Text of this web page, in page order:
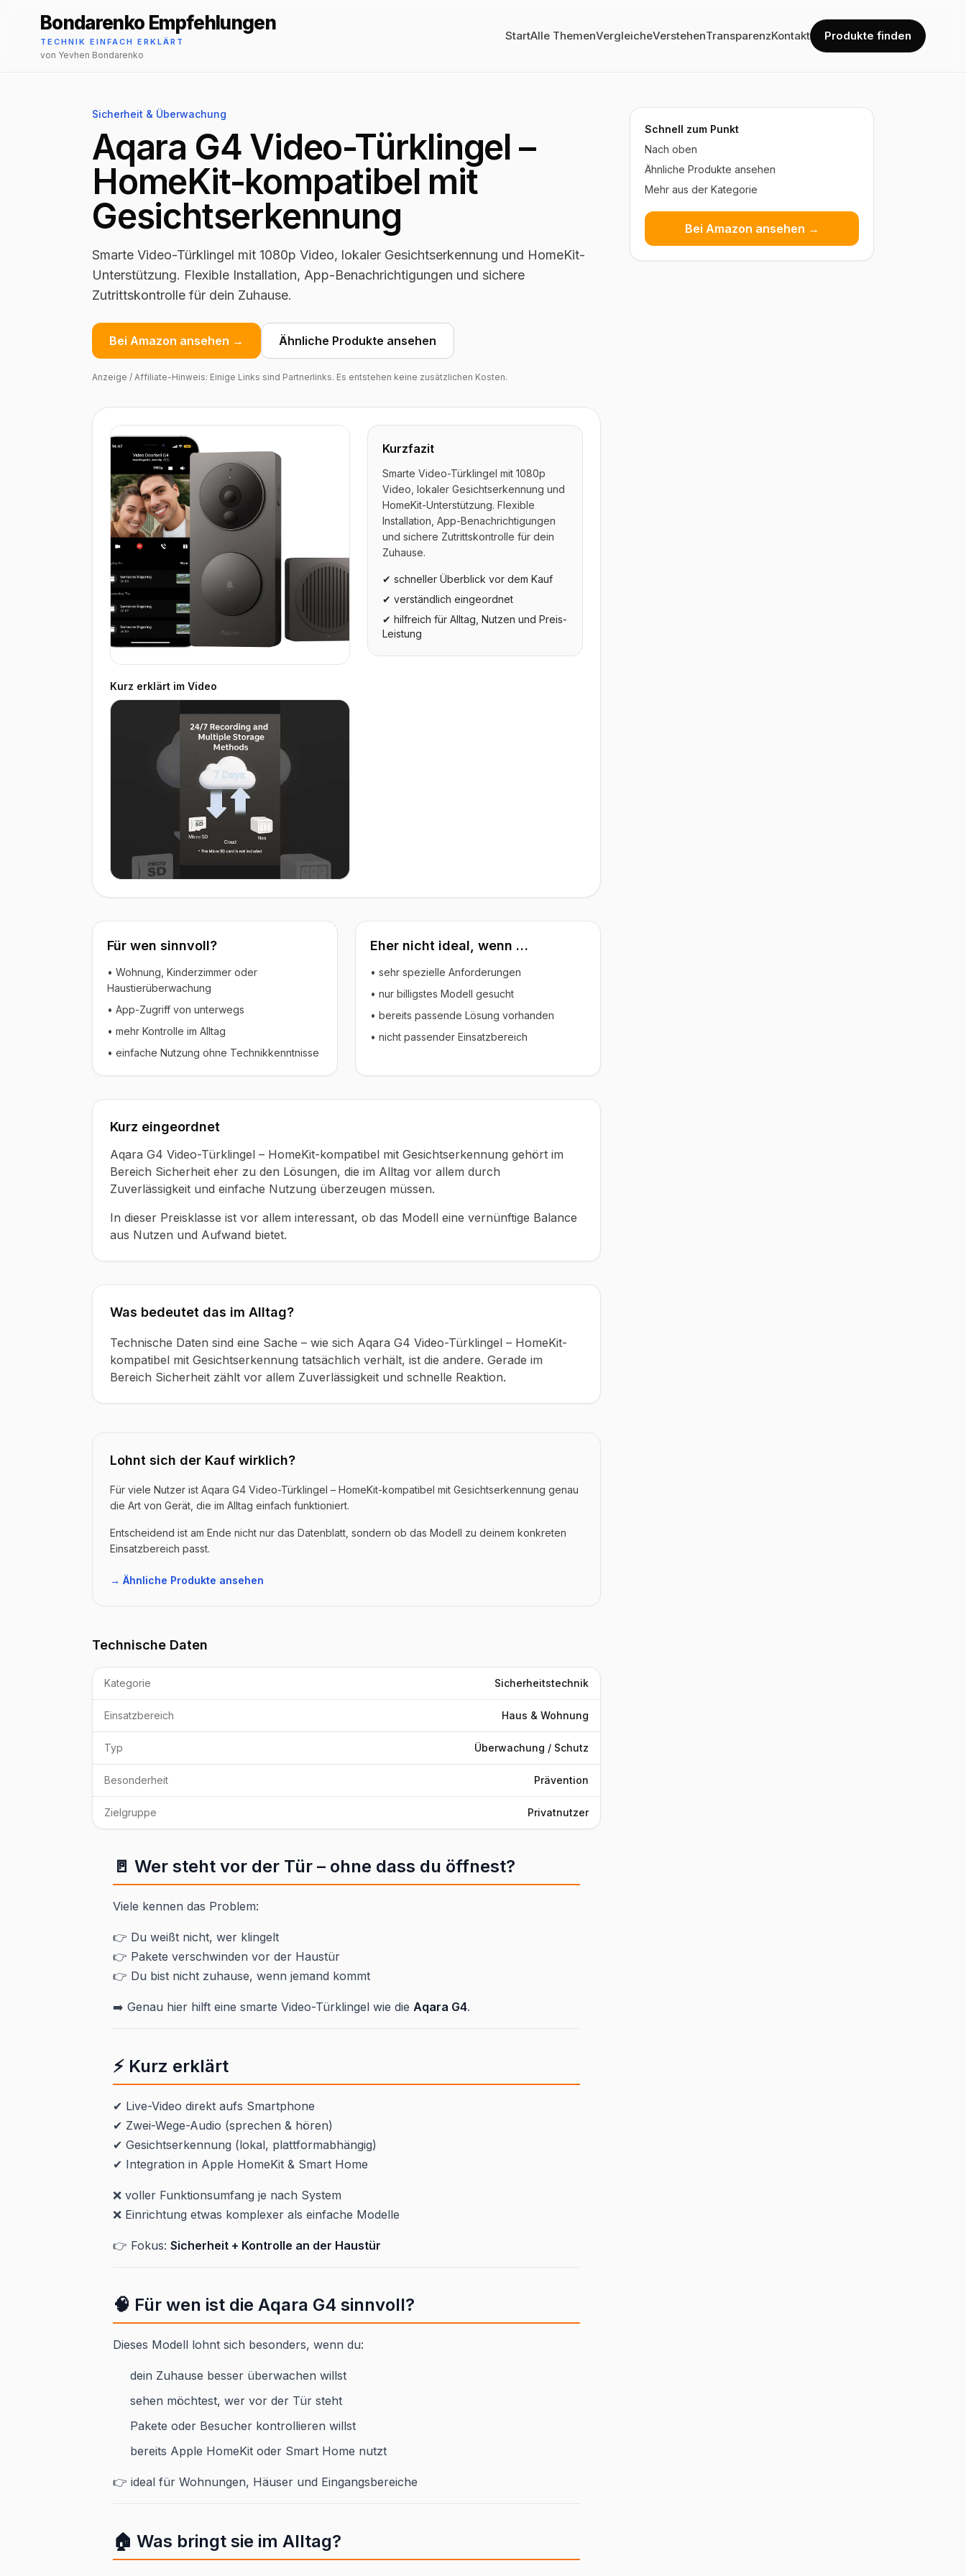
Bondarenko Empfehlungen
TECHNIK EINFACH ERKLÄRT
von Yevhen Bondarenko
StartAlle ThemenVergleicheVerstehenTransparenzKontakt Produkte finden
Sicherheit & Überwachung
Aqara G4 Video-Türklingel –
HomeKit-kompatibel mit
Gesichtserkennung
Smarte Video-Türklingel mit 1080p Video, lokaler Gesichtserkennung und HomeKit-
Unterstützung. Flexible Installation, App-Benachrichtigungen und sichere
Zutrittskontrolle für dein Zuhause.
Bei Amazon ansehen → Ähnliche Produkte ansehen
Anzeige / Affiliate-Hinweis: Einige Links sind Partnerlinks. Es entstehen keine zusätzlichen Kosten.
Kurz erklärt im Video
▶ Video ansehen
Kurzfazit
Smarte Video-Türklingel mit 1080p
Video, lokaler Gesichtserkennung und
HomeKit-Unterstützung. Flexible
Installation, App-Benachrichtigungen
und sichere Zutrittskontrolle für dein
Zuhause.
✔ schneller Überblick vor dem Kauf
✔ verständlich eingeordnet
✔ hilfreich für Alltag, Nutzen und Preis-
Leistung
Für wen sinnvoll?
• Wohnung, Kinderzimmer oder
Haustierüberwachung
• App-Zugriff von unterwegs
• mehr Kontrolle im Alltag
• einfache Nutzung ohne Technikkenntnisse
Eher nicht ideal, wenn …
• sehr spezielle Anforderungen
• nur billigstes Modell gesucht
• bereits passende Lösung vorhanden
• nicht passender Einsatzbereich
Kurz eingeordnet
Aqara G4 Video-Türklingel – HomeKit-kompatibel mit Gesichtserkennung gehört im
Bereich Sicherheit eher zu den Lösungen, die im Alltag vor allem durch
Zuverlässigkeit und einfache Nutzung überzeugen müssen.
In dieser Preisklasse ist vor allem interessant, ob das Modell eine vernünftige Balance
aus Nutzen und Aufwand bietet.
Was bedeutet das im Alltag?
Technische Daten sind eine Sache – wie sich Aqara G4 Video-Türklingel – HomeKit-
kompatibel mit Gesichtserkennung tatsächlich verhält, ist die andere. Gerade im
Bereich Sicherheit zählt vor allem Zuverlässigkeit und schnelle Reaktion.
Lohnt sich der Kauf wirklich?
Für viele Nutzer ist Aqara G4 Video-Türklingel – HomeKit-kompatibel mit Gesichtserkennung genau
die Art von Gerät, die im Alltag einfach funktioniert.
Entscheidend ist am Ende nicht nur das Datenblatt, sondern ob das Modell zu deinem konkreten
Einsatzbereich passt.
→ Ähnliche Produkte ansehen
Technische Daten
Kategorie Sicherheitstechnik
Einsatzbereich Haus & Wohnung
Typ Überwachung / Schutz
Besonderheit Prävention
Zielgruppe Privatnutzer
🚪 Wer steht vor der Tür – ohne dass du öffnest?
Viele kennen das Problem:
👉 Du weißt nicht, wer klingelt
👉 Pakete verschwinden vor der Haustür
👉 Du bist nicht zuhause, wenn jemand kommt
➡️ Genau hier hilft eine smarte Video-Türklingel wie die Aqara G4.
⚡ Kurz erklärt
✔ Live-Video direkt aufs Smartphone
✔ Zwei-Wege-Audio (sprechen & hören)
✔ Gesichtserkennung (lokal, plattformabhängig)
✔ Integration in Apple HomeKit & Smart Home
❌ voller Funktionsumfang je nach System
❌ Einrichtung etwas komplexer als einfache Modelle
👉 Fokus: Sicherheit + Kontrolle an der Haustür
🧠 Für wen ist die Aqara G4 sinnvoll?
Dieses Modell lohnt sich besonders, wenn du:
dein Zuhause besser überwachen willst
sehen möchtest, wer vor der Tür steht
Pakete oder Besucher kontrollieren willst
bereits Apple HomeKit oder Smart Home nutzt
👉 ideal für Wohnungen, Häuser und Eingangsbereiche
🏠 Was bringt sie im Alltag?
Schnell zum Punkt
Nach oben
Ähnliche Produkte ansehen
Mehr aus der Kategorie
Bei Amazon ansehen →